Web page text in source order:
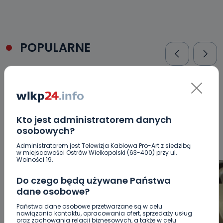
Kto jest administratorem danych
osobowych?
Administratorem jest Telewizja Kablowa Pro-Art z siedzibą
w miejscowości Ostrów Wielkopolski (63-400) przy ul.
Wolności 19.
Do czego będą używane Państwa
dane osobowe?
Państwa dane osobowe przetwarzane są w celu
nawiązania kontaktu, opracowania ofert, sprzedaży usług
oraz zachowania relacji biznesowych, a także w celu
POPULARNE
KORONAWIRUS
KULTURA I ROZRYWKA
ŚRODOWISKO
WASZE INFO
WSZYSTKICH ŚWIĘTYCH
WYWIADY
ZDROWIE